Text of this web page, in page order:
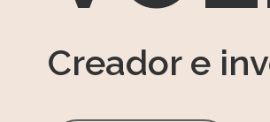
Creador e